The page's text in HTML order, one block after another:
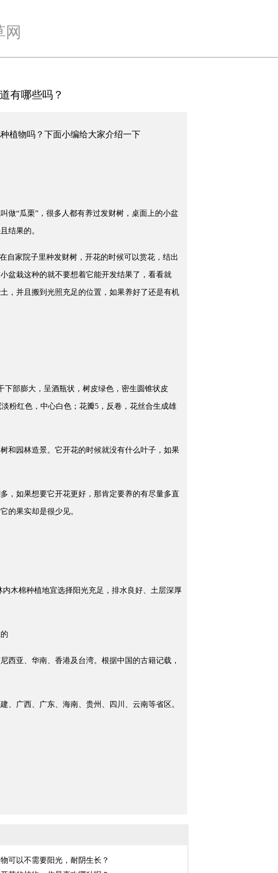
网
有哪些吗？
植物吗？下面小编给大家介绍一下
做“瓜栗”，很多人都有养过发财树，桌面上的小盆
结果的。
自家院子里种发财树，开花的时候可以赏花，结出
盆栽这种的就不要想着它能开发结果了，看看就
，并且搬到光照充足的位置，如果养好了还是有机
下部膨大，呈酒瓶状，树皮绿色，密生圆锥状皮
粉红色，中心白色；花瓣5，反卷，花丝合生成雄
和园林造景。 它开花的时候就没有什么叶子，如果
，如果想要它开花更好，那肯定要养的有尽量多直
的果实却是很少见。
木棉种植地宜选择阳光充足，排水良好、土层深厚
西亚、华南、香港及台湾。根据中国的古籍记载，
、广西、广东、海南、贵州、四川、云南等省区。
可以不需要阳光，耐阴生长？